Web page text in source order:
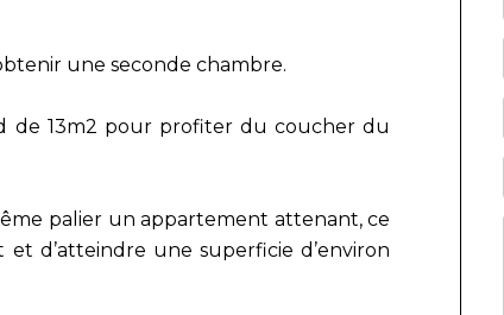
une seconde chambre.
de 13m2 pour profiter du coucher du
palier un appartement attenant, ce
d’atteindre une superficie d’environ